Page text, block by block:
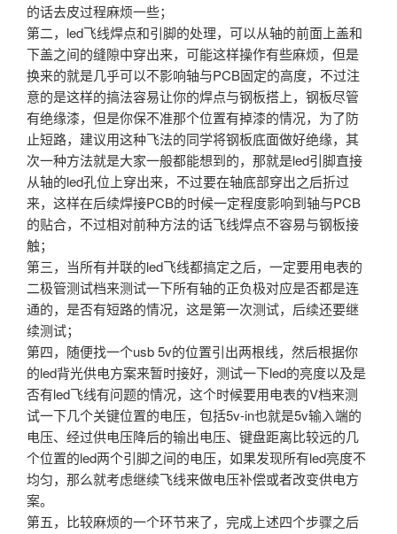
的话去皮过程麻烦一些；
第二，led飞线焊点和引脚的处理，可以从轴的前面上盖和
下盖之间的缝隙中穿出来，可能这样操作有些麻烦，但是
换来的就是几乎可以不影响轴与PCB固定的高度，不过注
意的是这样的搞法容易让你的焊点与钢板搭上，钢板尽管
有绝缘漆，但是你保不准那个位置有掉漆的情况，为了防
止短路，建议用这种飞法的同学将钢板底面做好绝缘，其
次一种方法就是大家一般都能想到的，那就是led引脚直接
从轴的led孔位上穿出来，不过要在轴底部穿出之后折过
来，这样在后续焊接PCB的时候一定程度影响到轴与PCB
的贴合，不过相对前种方法的话飞线焊点不容易与钢板接
触；
第三，当所有并联的led飞线都搞定之后，一定要用电表的
二极管测试档来测试一下所有轴的正负极对应是否都是连
通的，是否有短路的情况，这是第一次测试，后续还要继
续测试；
第四，随便找一个usb 5v的位置引出两根线，然后根据你
的led背光供电方案来暂时接好，测试一下led的亮度以及是
否有led飞线有问题的情况，这个时候要用电表的V档来测
试一下几个关键位置的电压，包括5v-in也就是5v输入端的
电压、经过供电压降后的输出电压、键盘距离比较远的几
个位置的led两个引脚之间的电压，如果发现所有led亮度不
均匀，那么就考虑继续飞线来做电压补偿或者改变供电方
案。
第五，比较麻烦的一个环节来了，完成上述四个步骤之后